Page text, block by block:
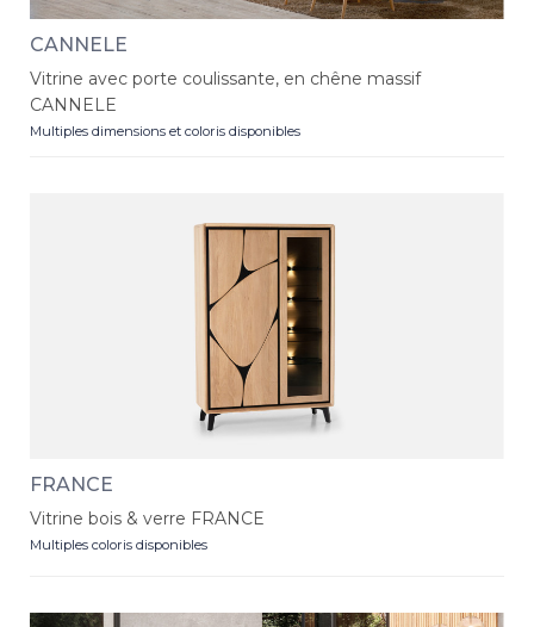
CANNELE
Vitrine avec porte coulissante, en chêne massif
CANNELE
Multiples dimensions et coloris disponibles
FRANCE
Vitrine bois & verre FRANCE
Multiples coloris disponibles